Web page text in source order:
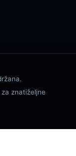
znatiželjne